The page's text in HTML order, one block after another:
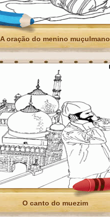
A oração do menino muçulmano
O canto do muezim